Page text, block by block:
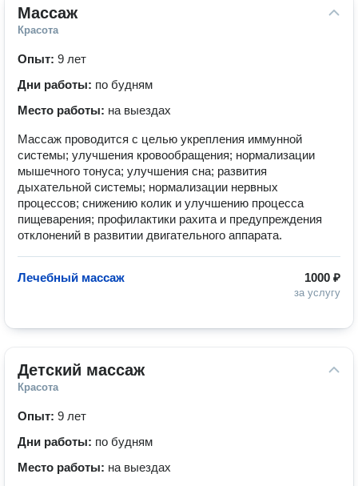
Массаж
Красота
Опыт: 9 лет
Дни работы: по будням
Место работы: на выездах
Массаж проводится с целью укрепления иммунной
системы; улучшения кровообращения; нормализации
мышечного тонуса; улучшения сна; развития
дыхательной системы; нормализации нервных
процессов; снижению колик и улучшению процесса
пищеварения; профилактики рахита и предупреждения
отклонений в развитии двигательного аппарата.
1000 ₽
за услугу
Лечебный массаж
Детский массаж
Красота
Опыт: 9 лет
Дни работы: по будням
Место работы: на выездах